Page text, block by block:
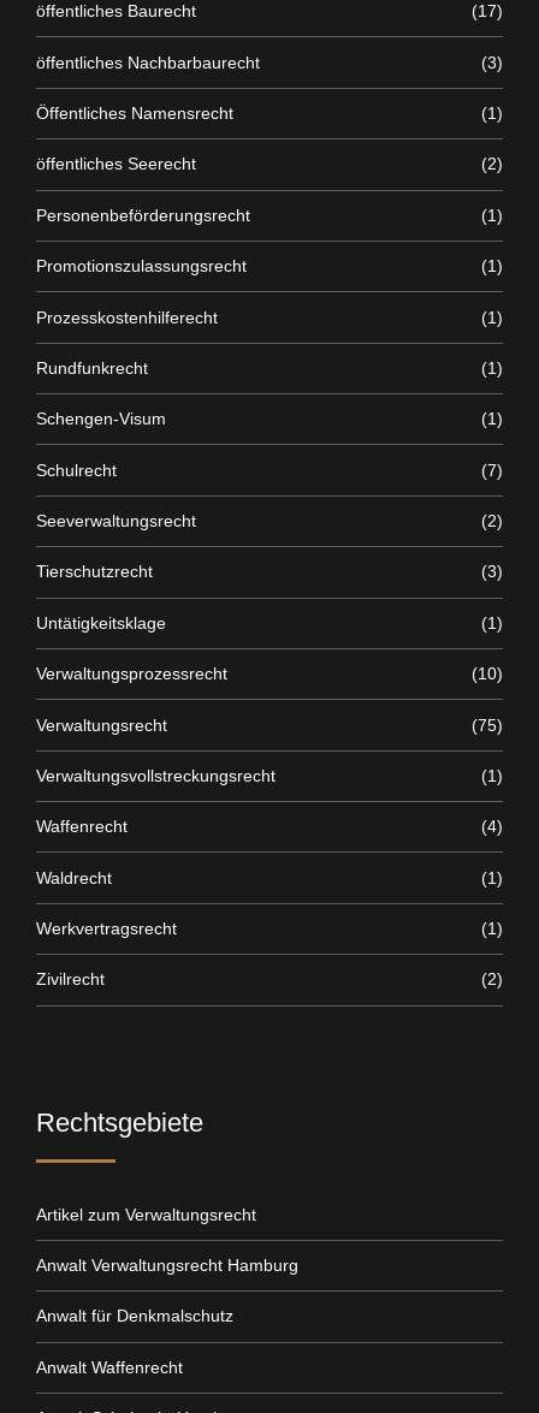
öffentliches Baurecht (17)
öffentliches Nachbarbaurecht (3)
Öffentliches Namensrecht (1)
öffentliches Seerecht (2)
Personenbeförderungsrecht (1)
Promotionszulassungsrecht (1)
Prozesskostenhilferecht (1)
Rundfunkrecht (1)
Schengen-Visum (1)
Schulrecht (7)
Seeverwaltungsrecht (2)
Tierschutzrecht (3)
Untätigkeitsklage (1)
Verwaltungsprozessrecht (10)
Verwaltungsrecht (75)
Verwaltungsvollstreckungsrecht (1)
Waffenrecht (4)
Waldrecht (1)
Werkvertragsrecht (1)
Zivilrecht (2)
Rechtsgebiete
Artikel zum Verwaltungsrecht
Anwalt Verwaltungsrecht Hamburg
Anwalt für Denkmalschutz
Anwalt Waffenrecht